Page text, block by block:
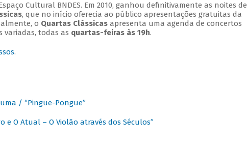
Cultural BNDES. Em 2010, ganhou definitivamente as noites de
, que no início oferecia ao público apresentações gratuitas da
o Quartas Clássicasapresenta uma agenda de concertos
variadas, todas as quartas-feiras às 19h.
.
/ “Pingue-Pongue”
e O Atual – O Violão através dos Séculos”